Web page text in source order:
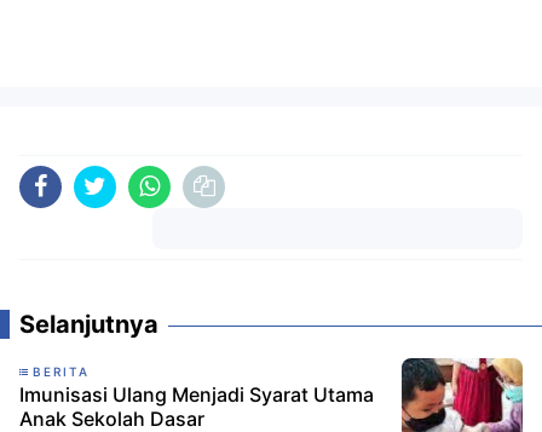
Selanjutnya
BERITA
Imunisasi Ulang Menjadi Syarat Utama
Anak Sekolah Dasar